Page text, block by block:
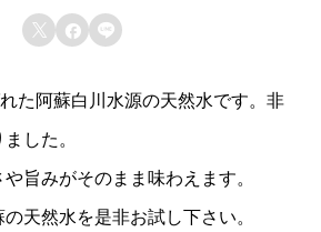
には、会員登録が必要です。
会員登録する
  
た阿蘇白川水源の天然水です。非
した。
旨みがそのまま味わえます。
天然水を是非お試し下さい。